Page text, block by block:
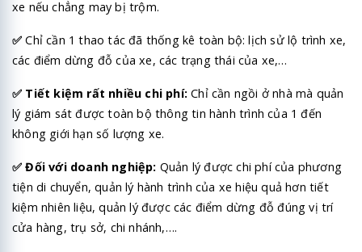
xe nếu chẳng may bị trộm.
✅ Chỉ cần 1 thao tác đã thống kê toàn bộ: lịch sử lộ trình xe,
các điểm dừng đỗ của xe, các trạng thái của xe,…
✅ Tiết kiệm rất nhiều chi phí: Chỉ cần ngồi ở nhà mà quản
lý giám sát được toàn bộ thông tin hành trình của 1 đến
không giới hạn số lượng xe.
✅ Đối với doanh nghiệp: Quản lý được chi phí của phương
tiện di chuyển, quản lý hành trình của xe hiệu quả hơn tiết
kiệm nhiên liệu, quản lý được các điểm dừng đỗ đúng vị trí
cửa hàng, trụ sở, chi nhánh,….